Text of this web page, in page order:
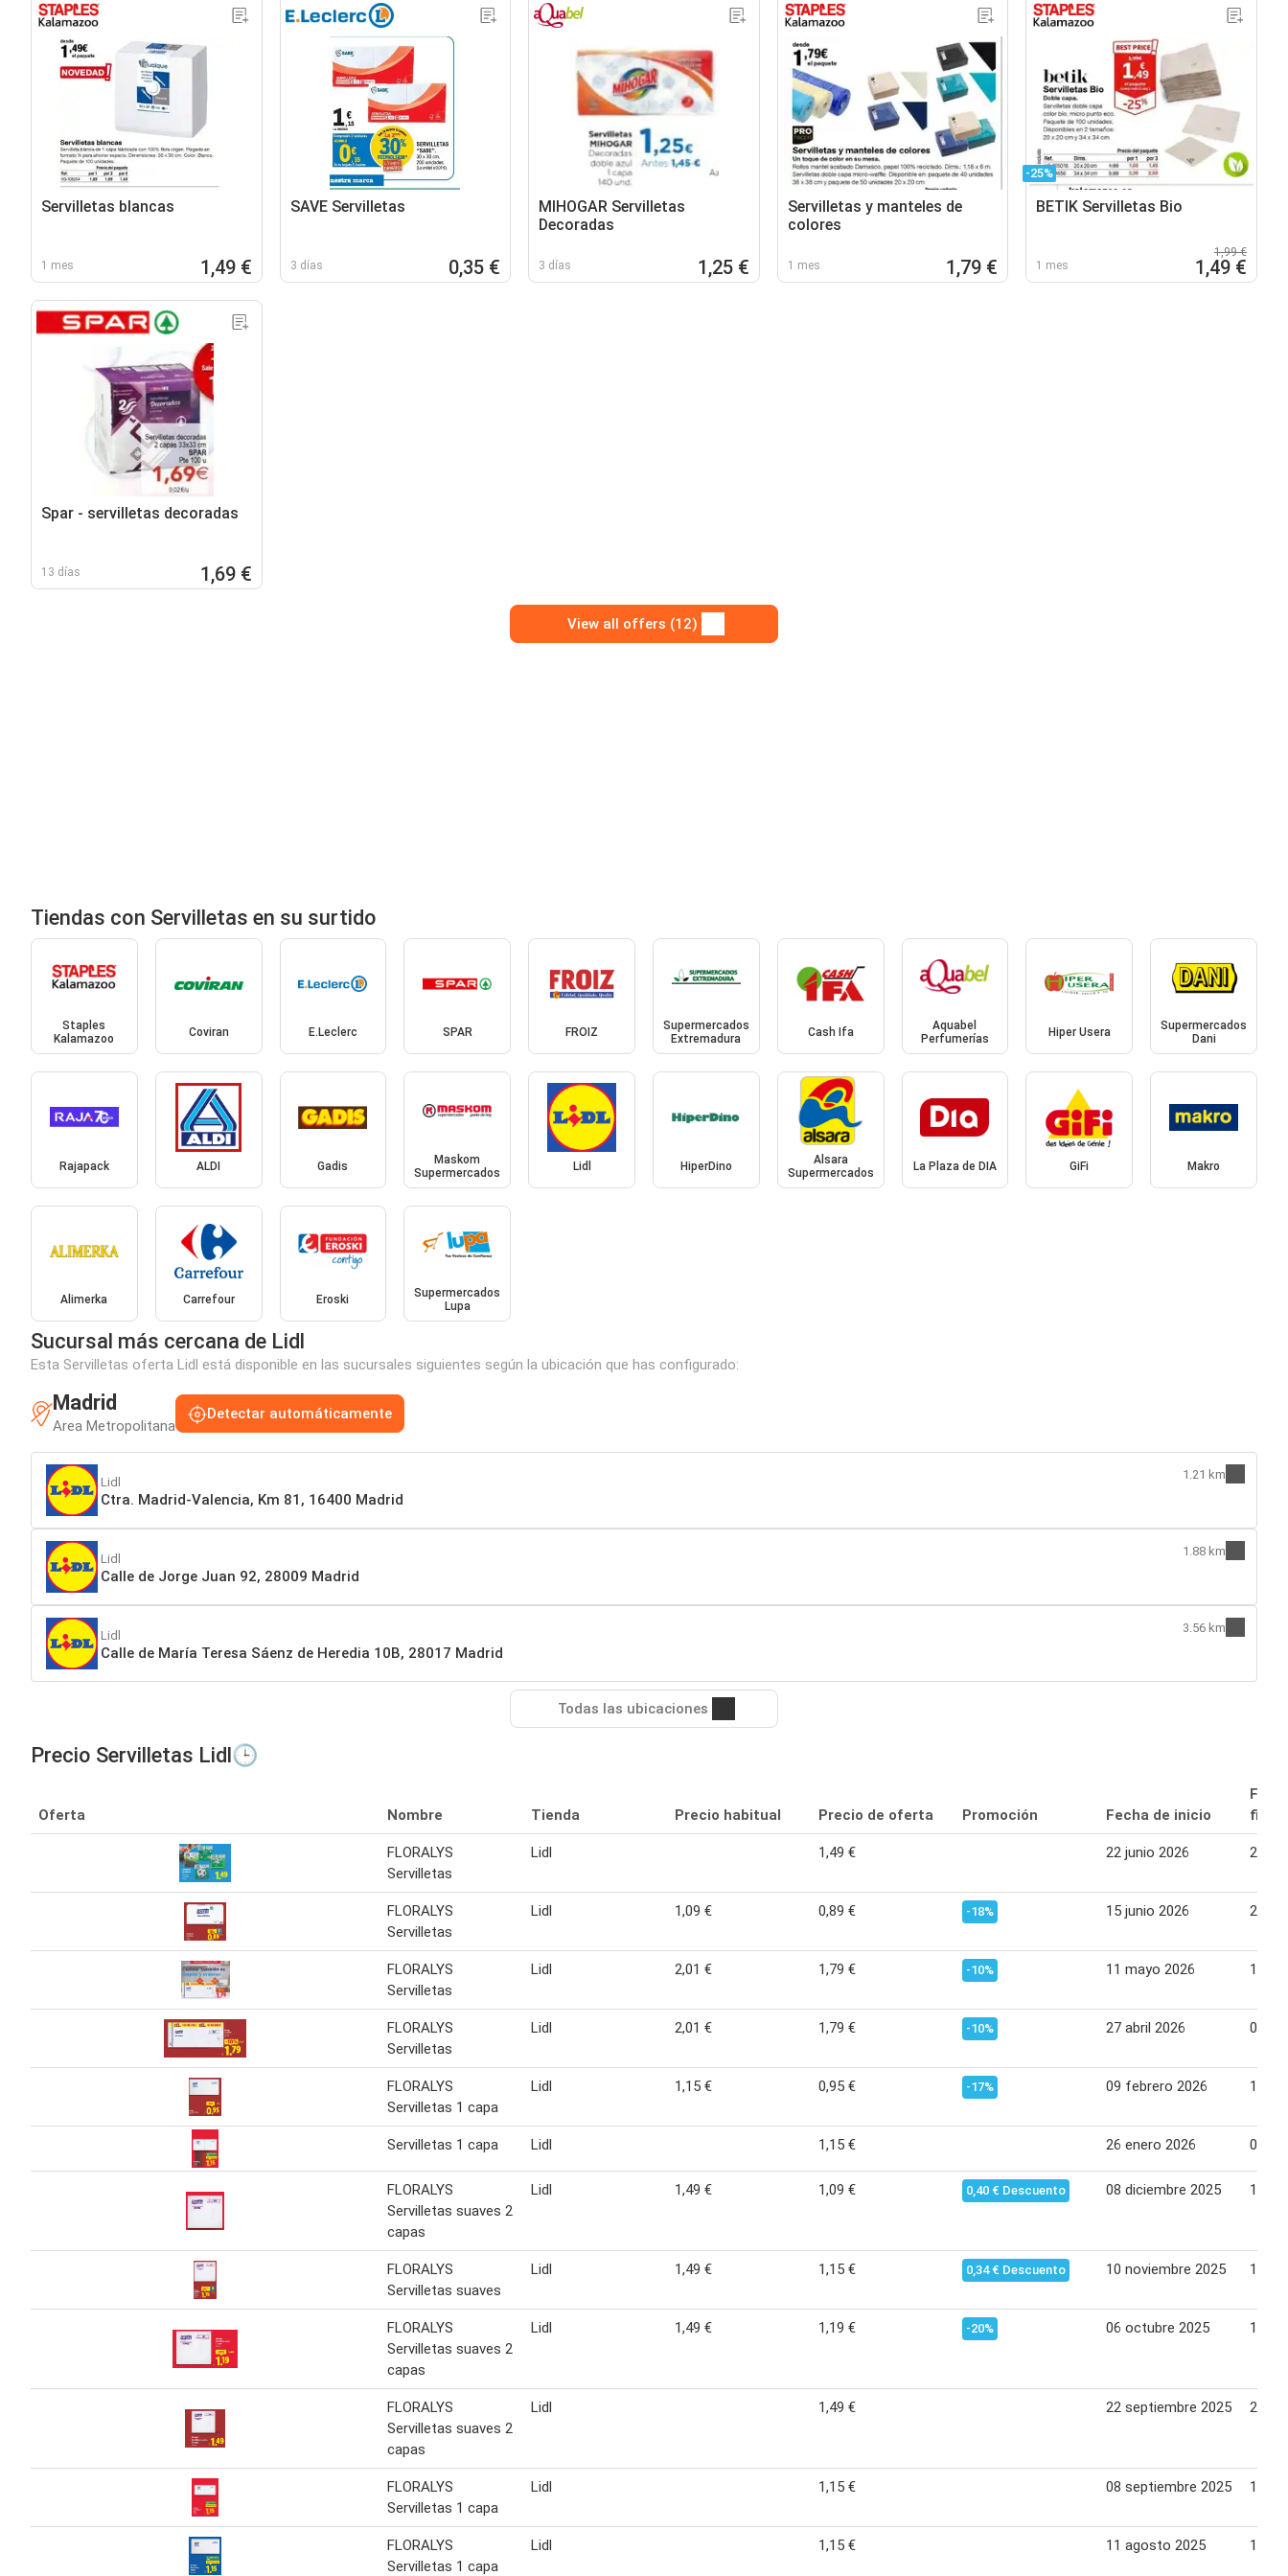
Servilletas blancas
1 mes 1,49 €
SAVE Servilletas
3 días 0,35 €
MIHOGAR Servilletas
Decoradas
3 días 1,25 €
Servilletas y manteles de
colores
1 mes 1,79 €
-25%
BETIK Servilletas Bio
1 mes
1,99 €
1,49 €
Spar - servilletas decoradas
13 días 1,69 €
View all offers (12)
Tiendas con Servilletas en su surtido
Staples
Kalamazoo
Coviran E.Leclerc SPAR FROIZ
Supermercados
Extremadura
Cash Ifa
Aquabel
Perfumerías
Hiper Usera
Supermercados
Dani
Rajapack ALDI Gadis
Maskom
Supermercados
Lidl HiperDino
Alsara
Supermercados
La Plaza de DIA GiFi Makro
Alimerka Carrefour Eroski
Supermercados
Lupa
Sucursal más cercana de Lidl
Esta Servilletas oferta Lidl está disponible en las sucursales siguientes según la ubicación que has configurado:
Madrid
Area Metropolitana
Detectar automáticamente
Lidl
Ctra. Madrid-Valencia, Km 81, 16400 Madrid
1.21 km
Lidl
Calle de Jorge Juan 92, 28009 Madrid
1.88 km
Lidl
Calle de María Teresa Sáenz de Heredia 10B, 28017 Madrid
3.56 km
Todas las ubicaciones
Precio Servilletas Lidl🕒
Oferta Nombre Tienda Precio habitual Precio de oferta Promoción Fecha de inicio
FLORALYS
Servilletas
Lidl 1,49 € 22 junio 2026 28
FLORALYS
Servilletas
Lidl 1,09 € 0,89 € -18% 15 junio 2026 21
FLORALYS
Servilletas
Lidl 2,01 € 1,79 € -10% 11 mayo 2026 17
FLORALYS
Servilletas
Lidl 2,01 € 1,79 € -10% 27 abril 2026 03
FLORALYS
Servilletas 1 capa
Lidl 1,15 € 0,95 € -17% 09 febrero 2026 15
Servilletas 1 capa Lidl 1,15 € 26 enero 2026 01
FLORALYS
Servilletas suaves 2
capas
Lidl 1,49 € 1,09 € 0,40 € Descuento 08 diciembre 2025 14
FLORALYS
Servilletas suaves
Lidl 1,49 € 1,15 € 0,34 € Descuento 10 noviembre 2025 16
FLORALYS
Servilletas suaves 2
capas
Lidl 1,49 € 1,19 € -20% 06 octubre 2025 12
FLORALYS
Servilletas suaves 2
capas
Lidl 1,49 € 22 septiembre 2025 28
FLORALYS
Servilletas 1 capa
Lidl 1,15 € 08 septiembre 2025 14
FLORALYS
Servilletas 1 capa
Lidl 1,15 € 11 agosto 2025 17